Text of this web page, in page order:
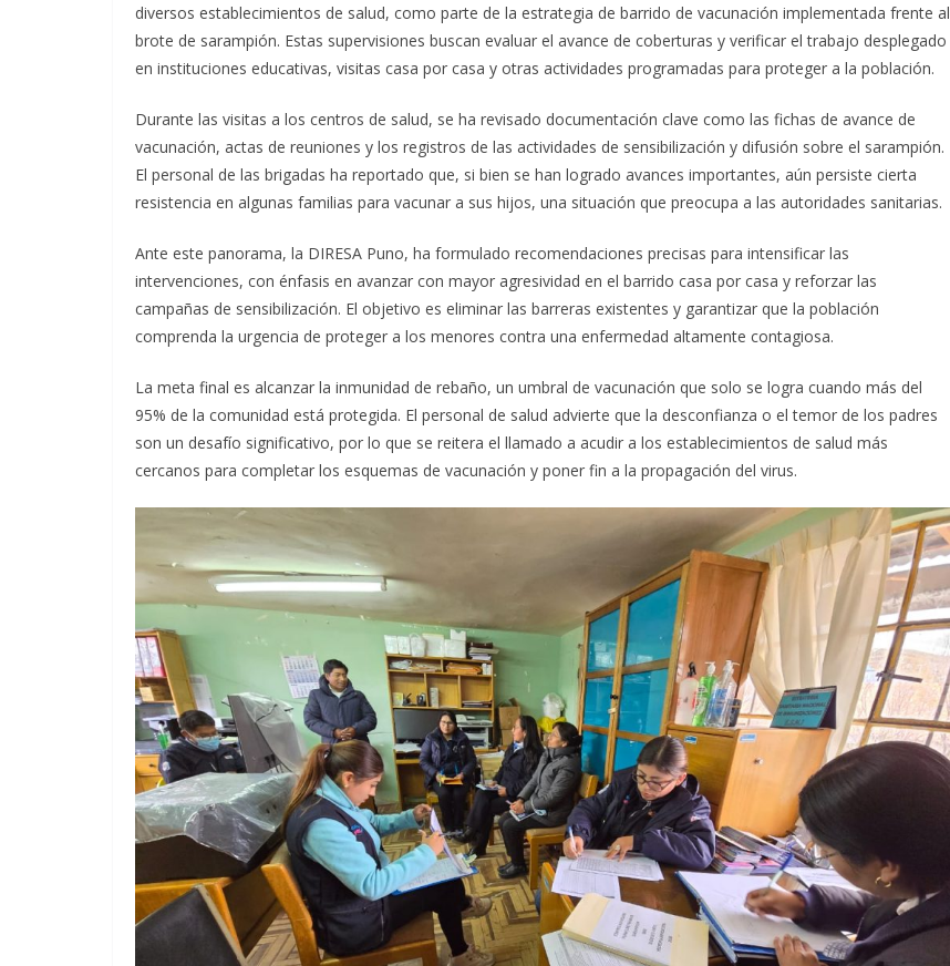
diversos establecimientos de salud, como parte de la estrategia de barrido de vacunación implementada frente al
brote de sarampión. Estas supervisiones buscan evaluar el avance de coberturas y verificar el trabajo desplegado
en instituciones educativas, visitas casa por casa y otras actividades programadas para proteger a la población.
Durante las visitas a los centros de salud, se ha revisado documentación clave como las fichas de avance de
vacunación, actas de reuniones y los registros de las actividades de sensibilización y difusión sobre el sarampión.
El personal de las brigadas ha reportado que, si bien se han logrado avances importantes, aún persiste cierta
resistencia en algunas familias para vacunar a sus hijos, una situación que preocupa a las autoridades sanitarias.
Ante este panorama, la DIRESA Puno, ha formulado recomendaciones precisas para intensificar las
intervenciones, con énfasis en avanzar con mayor agresividad en el barrido casa por casa y reforzar las
campañas de sensibilización. El objetivo es eliminar las barreras existentes y garantizar que la población
comprenda la urgencia de proteger a los menores contra una enfermedad altamente contagiosa.
La meta final es alcanzar la inmunidad de rebaño, un umbral de vacunación que solo se logra cuando más del
95% de la comunidad está protegida. El personal de salud advierte que la desconfianza o el temor de los padres
son un desafío significativo, por lo que se reitera el llamado a acudir a los establecimientos de salud más
cercanos para completar los esquemas de vacunación y poner fin a la propagación del virus.